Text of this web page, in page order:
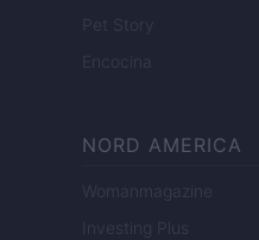
Pet Story
Encocina
NORD AMERICA
Womanmagazine
Investing Plus